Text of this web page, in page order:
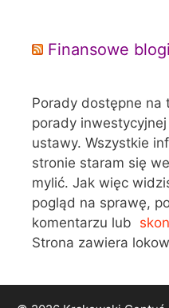
Finansowe blogi
Porady dostępne na
porady
ustawy. Wszystkie
stronie staram się
mylić. Jak więc
pogląd na sprawę,
komentarzu lub
Strona zawiera